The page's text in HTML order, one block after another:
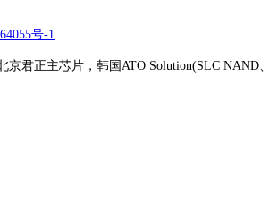
号-1
君正主芯片，韩国ATO Solution(SLC NAND